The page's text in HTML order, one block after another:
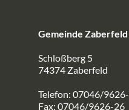
Gemeinde Zaberfeld
Schloßberg 5
74374 Zaberfeld
Telefon: 07046/
Fax: 07046/9626-26